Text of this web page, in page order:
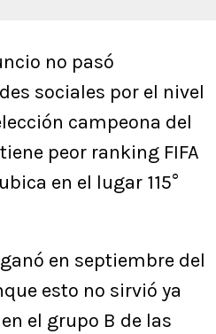
no pasó
sociales por el nivel
campeona del
peor ranking FIFA
en el lugar 115°
en septiembre del
esto no sirvió ya
el grupo B de las